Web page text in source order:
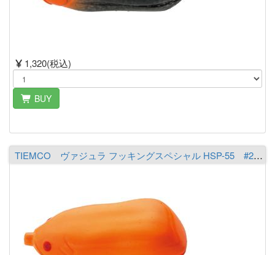
1,320(税込)
BUY
TIEMCO ヴァジュラ フッキングスペシャル HSP-55 #23 オレンジ